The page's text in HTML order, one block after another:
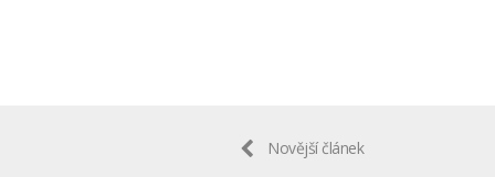
Novější článek